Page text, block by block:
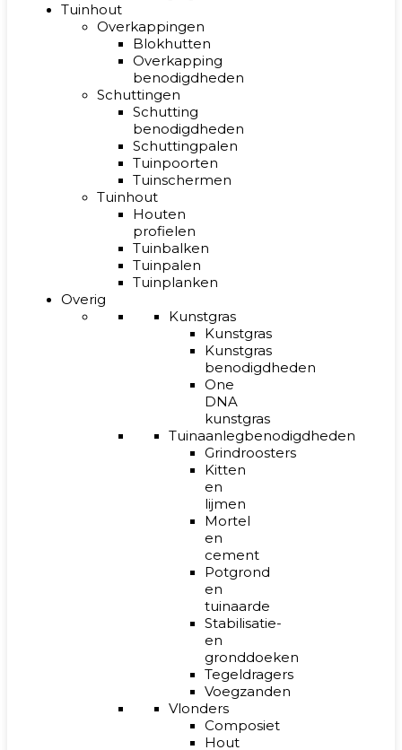
Tuinhout
Overkappingen
Blokhutten
Overkapping
benodigdheden
Schuttingen
Schutting
benodigdheden
Schuttingpalen
Tuinpoorten
Tuinschermen
Tuinhout
Houten
profielen
Tuinbalken
Tuinpalen
Tuinplanken
Overig
Kunstgras
Kunstgras
Kunstgras
benodigdheden
One
DNA
kunstgras
Tuinaanlegbenodigdheden
Grindroosters
Kitten
en
lijmen
Mortel
en
cement
Potgrond
en
tuinaarde
Stabilisatie-
en
gronddoeken
Tegeldragers
Voegzanden
Vlonders
Composiet
Hout